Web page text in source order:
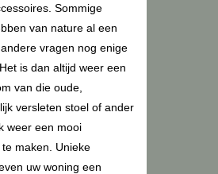
Sommige
van nature al een
vragen nog enige
is dan altijd weer een
van die oude,
versleten stoel of ander
weer een mooi
maken. Unieke
uw woning een